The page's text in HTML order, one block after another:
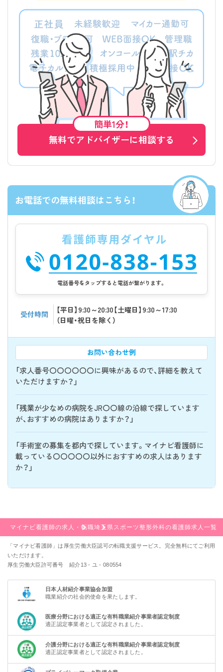
簡単1分！
無料でアドバイザーに相談する
お電話での無料相談はこちら！
電話番号をタップすると電話が繋がります。
受付時間
【平日】9:30～20:30【土曜日】9:30～17:30
（日曜・祝日を除く）
お問い合わせ例
「求人番号〇〇〇〇〇〇に興味があるので、詳細を教えて
いただけますか？」
「残業が少なめの病院をJR〇〇線の沿線で探しています
が、おすすめの病院はありますか？」
「手術室の募集を都内で探しています。マイナビ看護師に
載っている〇〇〇〇〇以外におすすめの求人はあります
か？」
マイナビ看護師の求人・転職埼玉県 スポーツ整形外科の看護師求人一覧
「マイナビ看護師」は厚生労働大臣認可の転職支援サービス。完全無料にてご利用
いただけます。
厚生労働大臣許可番号 紹介13 - ユ - 080554
日本人材紹介事業協会加盟
職業紹介の社会的使命を果たします。
医療分野における適正な有料職業紹介事業者認定制度
適正認定事業者として認定されました。
介護分野における適正な有料職業紹介事業者認定制度
適正認定事業者として認定されました。